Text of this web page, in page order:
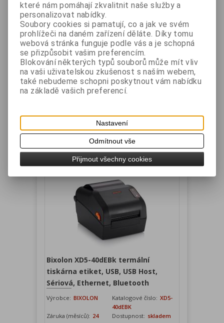
Bixolon XD5-40dK termální tiskárna
etiket, USB, USB Host
Výrobce:BIXOLON Katalogové číslo:XD5-
40dK
Záruka (měsíců):24 Dostupnost:skladem
Termální tiskárna etiket, rozhraní USB + USB
Vaše cena bez DPH:
Vaše cena s DPH:6 381,50 Kč
Přidat do košíku
Bixolon XD5-40dEBk termální
tiskárna etiket, USB, USB Host,
Sériová, Ethernet, Bluetooth
Výrobce: BIXOLON Katalogové číslo: XD5-
40dEBK
Záruka (měsíců): 24 Dostupnost: skladem
které nám pomáhají zkvalitnit naše služby a
personalizovat nabídky.
Soubory cookies si pamatují, co a jak ve svém
prohlížeči na daném zařízení děláte. Díky tomu
webová stránka funguje podle vás a je schopná
se přizpůsobit vašim preferencím.
Blokování některých typů souborů může mít vliv
na vaši uživatelskou zkušenost s naším webem,
také nebudeme schopni poskytnout vám nabídku
na základě vašich preferencí.
Nastavení
Odmítnout vše
Přijmout všechny cookies